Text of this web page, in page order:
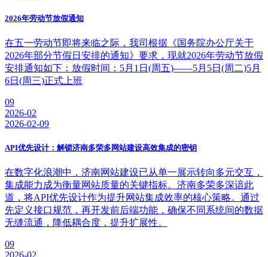
2026年劳动节放假通知
在五一劳动节即将来临之际，我司根据《国务院办公厅关于
2026年部分节假日安排的通知》要求，现就2026年劳动节放假
安排通知如下：放假时间：5月1日(周五)——5月5日(周二)5月
6日(周三)正式上班
09
2026-02
2026-02-09
API优先设计：解锁济南多荣多网站建设高效集成的密钥
​在数字化浪潮中，济南网站建设已从单一展示转向多元交互，
集成能力成为衡量网站质量的关键指标。济南多荣多深谙此
道，将API优先设计作为提升网站集成效率的核心策略。通过
先定义接口规范，再开发前后端功能，确保不同系统间的数据
无缝流通，降低耦合度，提升扩展性。
09